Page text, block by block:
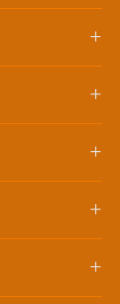
+
+
+
+
+